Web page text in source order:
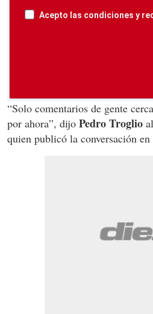
Acepto las condiciones y
“Solo comentarios de gente
por ahora”, dijo Pedro Troglio
quien publicó la conversación en